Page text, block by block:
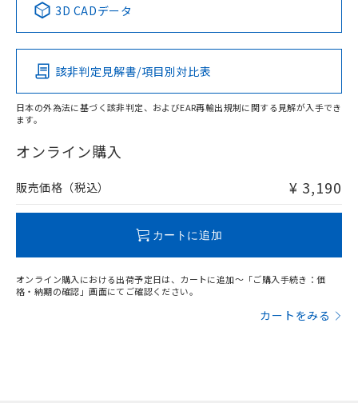
Pb Hg Cd Cr(VI)
O
在庫等で未対応品が混在する可能性があります。
問い合わせください。
3D CADデータ
該非判定見解書/項目別対比表
日本の外為法に基づく該非判定、およびEAR再輸出規制に関する見解が入手でき
ます。
オンライン購入
販売価格（税込） ¥ 3,190
カートに追加
オンライン購入における出荷予定日は、カートに追加～「ご購入手続き：価
格・納期の確認」画面にてご確認ください。
カートをみる